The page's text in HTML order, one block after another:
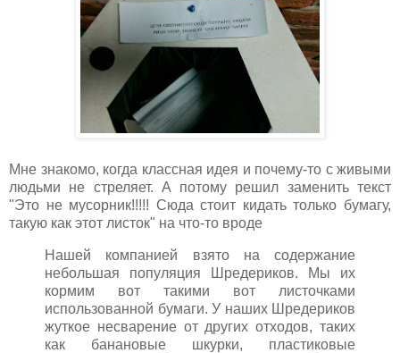
Мне знакомо, когда классная идея и почему-то с живыми
людьми не стреляет. А потому решил заменить текст
"Это не мусорник!!!!! Сюда стоит кидать только бумагу,
такую как этот листок" на что-то вроде
Нашей компанией взято на содержание
небольшая популяция Шредериков. Мы их
кормим вот такими вот листочками
использованной бумаги. У наших Шредериков
жуткое несварение от других отходов, таких
как банановые шкурки, пластиковые